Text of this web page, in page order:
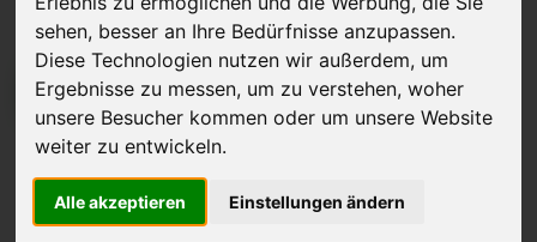
sehen, besser an Ihre Bedürfnisse anzupassen.
Diese Technologien nutzen wir außerdem, um
Ergebnisse zu messen, um zu verstehen, woher
unsere Besucher kommen oder um unsere Website
weiter zu entwickeln.
Alle akzeptieren Einstellungen ändern
JETZT KOSTENLOSE BEWERTUNG
Kostenloses Angebotfür den Ankauf Ihres Autos inklusive der
Abholung, auf Wunsch sofort Geld. Ihre Daten werden nicht mit Dritten